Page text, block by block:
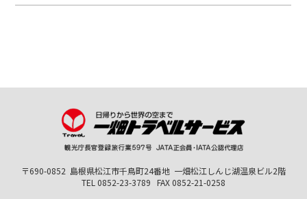
〒690-0852 島根県松江市千鳥町24番地 一畑松江しんじ湖温泉ビル2階
TEL 0852-23-3789 FAX 0852-21-0258